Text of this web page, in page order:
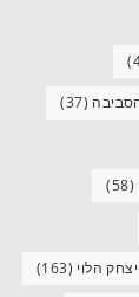
(37)
(58)
הלוי (163)